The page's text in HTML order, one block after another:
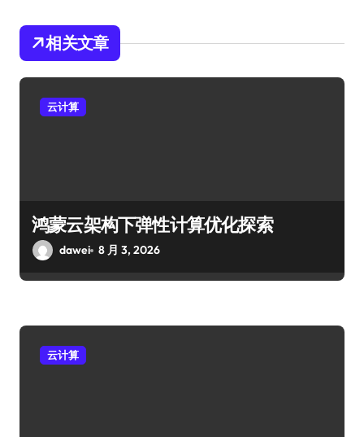
相关文章
云计算
鸿蒙云架构下弹性计算优化探索
dawei 8 月 3, 2026
云计算